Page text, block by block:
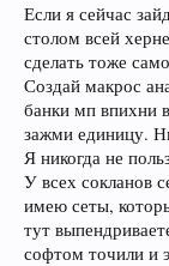
Диспетчера задач
дерьма которым
обмазывать
доказывает и
МЫШКОЙ ПО
пожимаешь сам
половины твоего
программа
банок и прочего, я
лбом долбишся или
пользуетесь,
основываясь только
стороннего ПО не
Если я сейчас
столом всей
сделать тоже
Создай макрос
банки мп впихни
зажми единицу.
Я никогда не
У всех сокланов
имею сеты,
тут
софтом точили и